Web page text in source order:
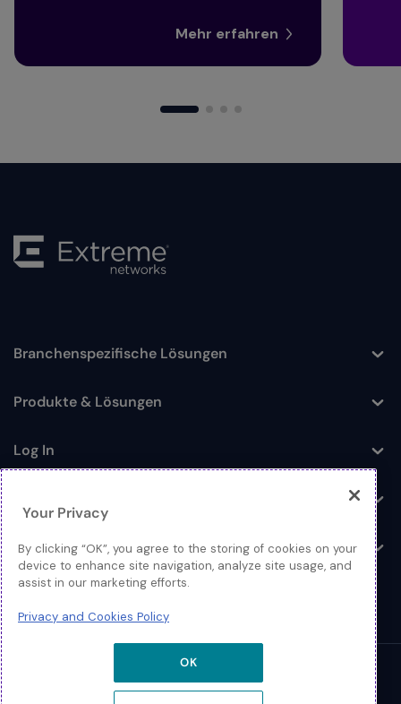
Mehr erfahren
Toggle
Branchenspezifische Lösungen
Toggle
Produkte & Lösungen
Toggle
Log In
Toggle
Toggle
Über
© 2026 Extreme Networks
Your Privacy
By clicking “OK”, you agree to the storing of cookies on your
device to enhance site navigation, analyze site usage, and
assist in our marketing efforts.
Privacy and Cookies Policy
OK